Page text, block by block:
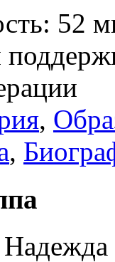
52
,
,
Надежда